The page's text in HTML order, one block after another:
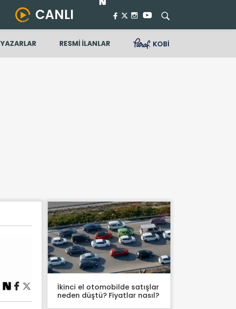
CANLI
YAZARLAR RESMİ İLANLAR KOBİ
İkinci el otomobilde satışlar
neden düştü? Fiyatlar nasıl?